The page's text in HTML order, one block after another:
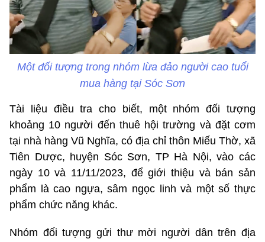
Một đối tượng trong nhóm lừa đảo người cao tuổi
mua hàng tại Sóc Sơn
Tài liệu điều tra cho biết, một nhóm đối tượng
khoảng 10 người đến thuê hội trường và đặt cơm
tại nhà hàng Vũ Nghĩa, có địa chỉ thôn Miếu Thờ, xã
Tiên Dược, huyện Sóc Sơn, TP Hà Nội, vào các
ngày 10 và 11/11/2023, để giới thiệu và bán sản
phẩm là cao ngựa, sâm ngọc linh và một số thực
phẩm chức năng khác.
Nhóm đối tượng gửi thư mời người dân trên địa